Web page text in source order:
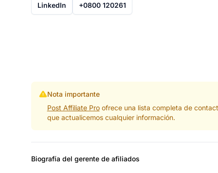
LinkedIn +0800 120261
Nota importante
Post Affiliate Proofrece una lista completa de
que actualicemos cualquier información.
Biografía del gerente de afiliados